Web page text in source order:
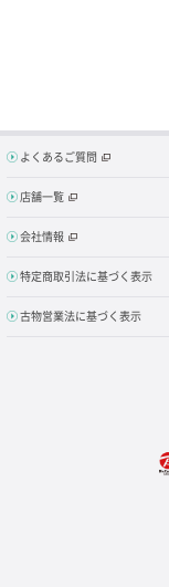
よくあるご質問
店舗一覧
会社情報
特定商取引法に基づく表示
古物営業法に基づく表示